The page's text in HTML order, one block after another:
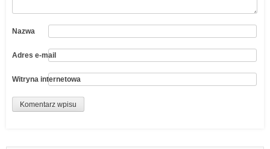
Nazwa
Adres e-mail
Witryna internetowa